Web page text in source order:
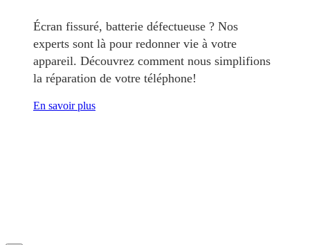
Écran fissuré, batterie défectueuse ? Nos
experts sont là pour redonner vie à votre
appareil. Découvrez comment nous simplifions
la réparation de votre téléphone!
En savoir plus